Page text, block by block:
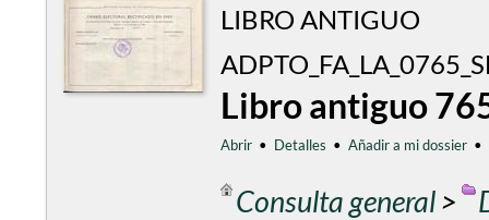
LIBRO ANTIGUO
Libro antiguo
Abrir • Detalles • Añadir a mi dossier •
Consulta general>